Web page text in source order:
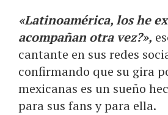
«Latinoamérica, los he
acompañan otra vez?»,
cantante en sus redes
confirmando que su gira
mexicanas es un sueño
para sus fans y para ella.